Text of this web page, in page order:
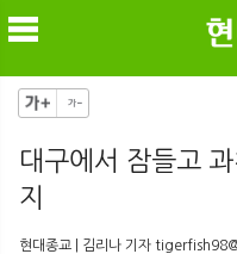
메
대구에서 잠들고
지
현대종교 | 김리나 기자